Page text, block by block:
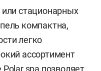
стационарных
компактна,
легко
ассортимент
spa позволяет